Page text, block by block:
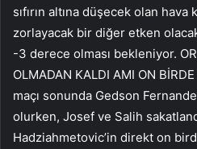
sıfırın altına düşecek olan hava
zorlayacak bir diğer etken
-3 derece olması bekleniyor.
OLMADAN KALDI AMI ON
maçı sonunda Gedson
olurken, Josef ve Salih
Hadziahmetovic’in direkt on